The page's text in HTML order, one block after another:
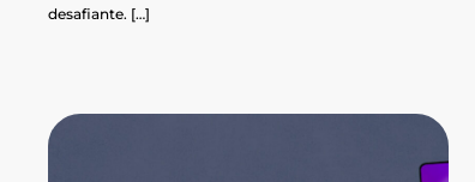
desafiante. […]